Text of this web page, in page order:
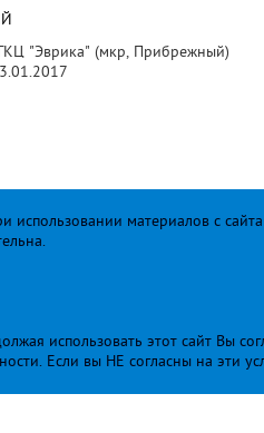
ГКЦ "Эврика" (мкр, Прибрежный)
материалов с сайта
использовать этот сайт Вы
. Если вы НЕ согласны на эти